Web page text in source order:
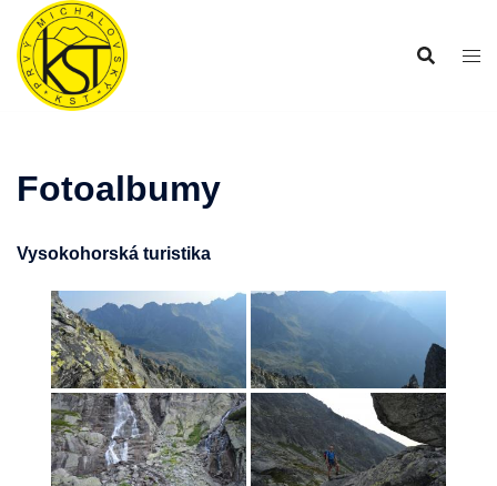
Preskočiť
obsah
Fotoalbumy
Vysokohorská turistika